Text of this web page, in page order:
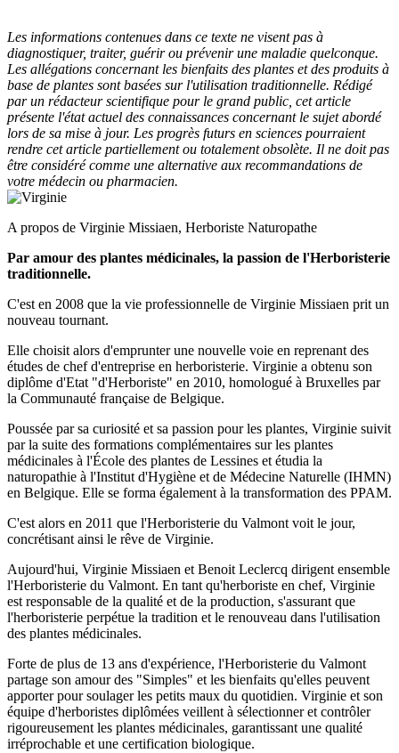
Les informations contenues dans ce texte ne visent pas à
diagnostiquer, traiter, guérir ou prévenir une maladie quelconque.
Les allégations concernant les bienfaits des plantes et des produits à
base de plantes sont basées sur l'utilisation traditionnelle. Rédigé
par un rédacteur scientifique pour le grand public, cet article
présente l'état actuel des connaissances concernant le sujet abordé
lors de sa mise à jour. Les progrès futurs en sciences pourraient
rendre cet article partiellement ou totalement obsolète. Il ne doit pas
être considéré comme une alternative aux recommandations de
votre médecin ou pharmacien.
A propos de Virginie Missiaen, Herboriste Naturopathe
Par amour des plantes médicinales, la passion de l'Herboristerie
traditionnelle.
C'est en 2008 que la vie professionnelle de Virginie Missiaen prit un
nouveau tournant.
Elle choisit alors d'emprunter une nouvelle voie en reprenant des
études de chef d'entreprise en herboristerie. Virginie a obtenu son
diplôme d'Etat "d'Herboriste" en 2010, homologué à Bruxelles par
la Communauté française de Belgique.
Poussée par sa curiosité et sa passion pour les plantes, Virginie suivit
par la suite des formations complémentaires sur les plantes
médicinales à l'École des plantes de Lessines et étudia la
naturopathie à l'Institut d'Hygiène et de Médecine Naturelle (IHMN)
en Belgique. Elle se forma également à la transformation des PPAM.
C'est alors en 2011 que l'Herboristerie du Valmont voit le jour,
concrétisant ainsi le rêve de Virginie.
Aujourd'hui, Virginie Missiaen et Benoit Leclercq dirigent ensemble
l'Herboristerie du Valmont. En tant qu'herboriste en chef, Virginie
est responsable de la qualité et de la production, s'assurant que
l'herboristerie perpétue la tradition et le renouveau dans l'utilisation
des plantes médicinales.
Forte de plus de 13 ans d'expérience, l'Herboristerie du Valmont
partage son amour des "Simples" et les bienfaits qu'elles peuvent
apporter pour soulager les petits maux du quotidien. Virginie et son
équipe d'herboristes diplômées veillent à sélectionner et contrôler
rigoureusement les plantes médicinales, garantissant une qualité
irréprochable et une certification biologique.